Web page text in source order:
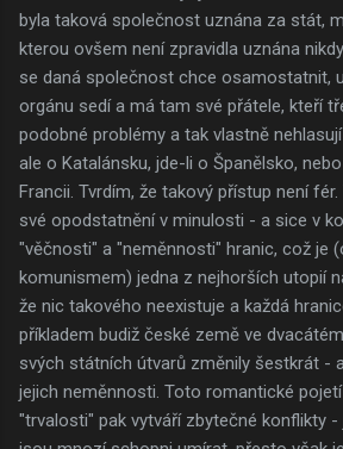
byla taková společnost uznána za stát,
kterou ovšem není zpravidla uznána
se daná společnost chce osamostatnit,
orgánu sedí a má tam své přátele, kteří
podobné problémy a tak vlastně
ale o Katalánsku, jde-li o Španělsko,
Francii. Tvrdím, že takový přístup není
své opodstatnění v minulosti - a sice v
"věčnosti" a "neměnnosti" hranic, což je
komunismem) jedna z nejhorších utopií
že nic takového neexistuje a každá
příkladem budiž české země ve
svých státních útvarů změnily šestkrát -
jejich neměnnosti. Toto romantické
"trvalosti" pak vytváří zbytečné konflikty